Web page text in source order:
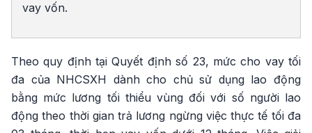
vay vốn.
Theo quy định tại Quyết định số 23, mức cho vay tối
đa của NHCSXH dành cho chủ sử dụng lao động
bằng mức lương tối thiểu vùng đối với số người lao
động theo thời gian trả lương ngừng việc thực tế tối đa